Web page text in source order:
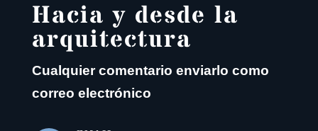
Hacia y desde la
arquitectura
Cualquier comentario enviarlo como
correo electrónico